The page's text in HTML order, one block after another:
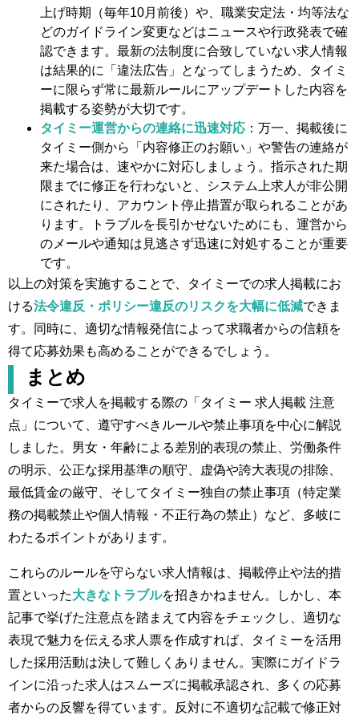
上げ時期（毎年10月前後）や、職業安定法・均等法な
どのガイドライン変更などはニュースや行政発表で確
認できます。最新の法制度に合致していない求人情報
は結果的に「違法広告」となってしまうため、タイミ
ーに限らず常に最新ルールにアップデートした内容を
掲載する姿勢が大切です。
タイミー運営からの連絡に迅速対応 ：万一、掲載後に
タイミー側から「内容修正のお願い」や警告の連絡が
来た場合は、速やかに対応しましょう。指示された期
限までに修正を行わないと、システム上求人が非公開
にされたり、アカウント停止措置が取られることがあ
ります​。トラブルを長引かせないためにも、運営から
のメールや通知は見逃さず迅速に対処することが重要
です。
以上の対策を実施することで、タイミーでの求人掲載にお
ける法令違反・ポリシー違反のリスクを大幅に低減できま
す。同時に、適切な情報発信によって求職者からの信頼を
得て応募効果も高めることができるでしょう。
まとめ
タイミーで求人を掲載する際の「タイミー 求人掲載 注意
点」について、遵守すべきルールや禁止事項を中心に解説
しました。男女・年齢による差別的表現の禁止、労働条件
の明示、公正な採用基準の順守、虚偽や誇大表現の排除、
最低賃金の厳守、そしてタイミー独自の禁止事項（特定業
務の掲載禁止や個人情報・不正行為の禁止）など、多岐に
わたるポイントがあります。
これらのルールを守らない求人情報は、掲載停止や法的措
置といった大きなトラブルを招きかねません。しかし、本
記事で挙げた注意点を踏まえて内容をチェックし、適切な
表現で魅力を伝える求人票を作成すれば、タイミーを活用
した採用活動は決して難しくありません。実際にガイドラ
インに沿った求人はスムーズに掲載承認され、多くの応募
者からの反響を得ています。反対に不適切な記載で修正対